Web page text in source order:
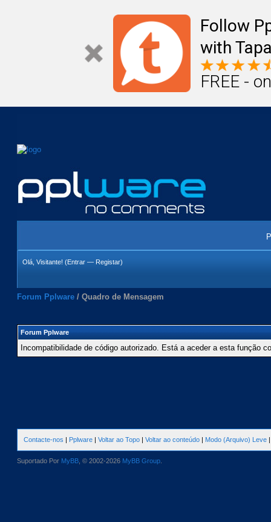
Follow
with
FREE -
Olá, Visitante! (Entrar — Registar)
Forum Pplware / Quadro de Mensagem
Forum Pplware
Incompatibilidade de código autorizado. Está a aceder a esta função
Contacte-nos | Pplware | Voltar ao Topo | Voltar ao conteúdo | Modo (Arquivo) Leve
Suportado Por MyBB , © 2002-2026 MyBB Group